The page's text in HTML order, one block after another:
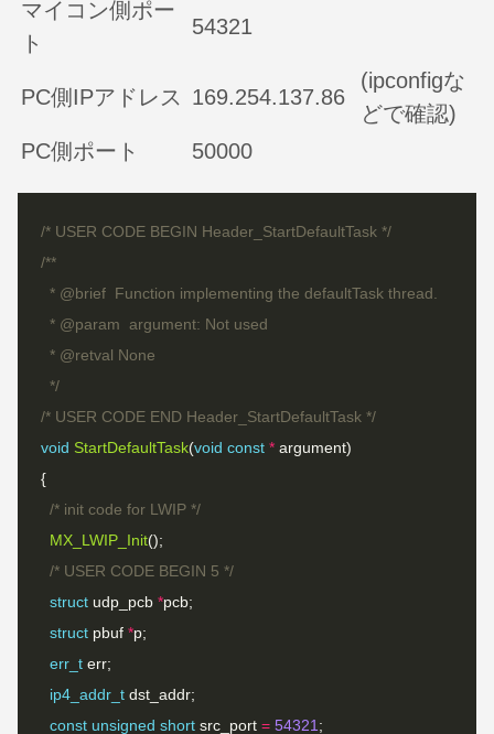
マイコン側ポー
ト
54321
PC側IPアドレス 169.254.137.86
(ipconfigな
どで確認)
PC側ポート
50000
/* USER CODE BEGIN Header_StartDefaultTask */
  */
/* USER CODE END Header_StartDefaultTask */
void StartDefaultTask(void const *
/* init code for LWIP */
MX_LWIP_Init
/* USER CODE BEGIN 5 */
struct udp_pcb *
struct pbuf *
err_t
ip4_addr_t
const unsigned short src_port = 54321